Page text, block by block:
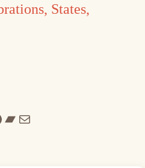
States,
Bandcamp
Mail